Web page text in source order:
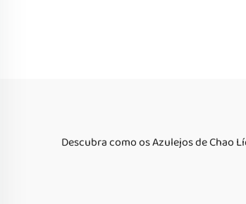
Descubra como os Azulejos de Chao